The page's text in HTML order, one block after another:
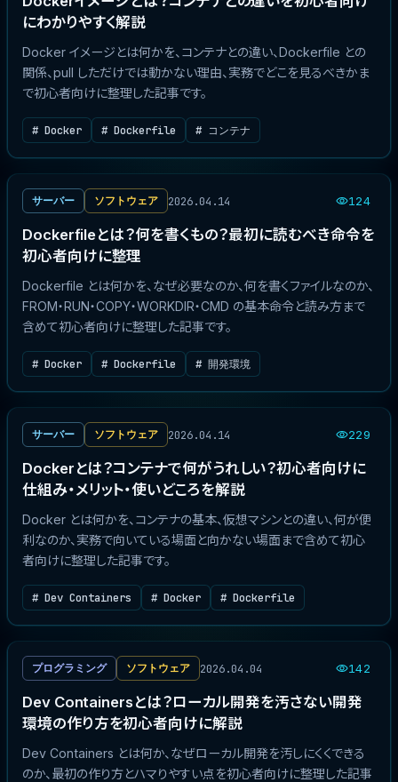
にわかりやすく解説
Docker イメージとは何かを、コンテナとの違い、Dockerfile との
関係、pull しただけでは動かない理由、実務でどこを見るべきかま
で初心者向けに整理した記事です。
# Docker # Dockerfile # コンテナ
サーバー ソフトウェア 2026.04.14 124
Dockerfileとは？何を書くもの？最初に読むべき命令を
初心者向けに整理
Dockerfile とは何かを、なぜ必要なのか、何を書くファイルなのか、
FROM・RUN・COPY・WORKDIR・CMD の基本命令と読み方まで
含めて初心者向けに整理した記事です。
# Docker # Dockerfile # 開発環境
サーバー ソフトウェア 2026.04.14 229
Dockerとは？コンテナで何がうれしい？初心者向けに
仕組み・メリット・使いどころを解説
Docker とは何かを、コンテナの基本、仮想マシンとの違い、何が便
利なのか、実務で向いている場面と向かない場面まで含めて初心
者向けに整理した記事です。
# Dev Containers # Docker # Dockerfile
プログラミング ソフトウェア 2026.04.04 142
Dev Containersとは？ローカル開発を汚さない開発
環境の作り方を初心者向けに解説
Dev Containers とは何か、なぜローカル開発を汚しにくくできる
のか、最初の作り方とハマりやすい点を初心者向けに整理した記事